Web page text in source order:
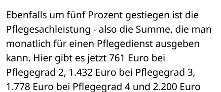
Ebenfalls um fünf Prozent gestiegen ist die
Pflegesachleistung - also die Summe, die man
monatlich für einen Pflegedienst ausgeben
kann. Hier gibt es jetzt 761 Euro bei
Pflegegrad 2, 1.432 Euro bei Pflegegrad 3,
1.778 Euro bei Pflegegrad 4 und 2.200 Euro